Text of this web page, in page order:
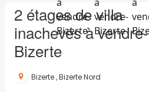
2 étages de villa
inachevés à vendre-
Bizerte
Bizerte,Bizerte Nord